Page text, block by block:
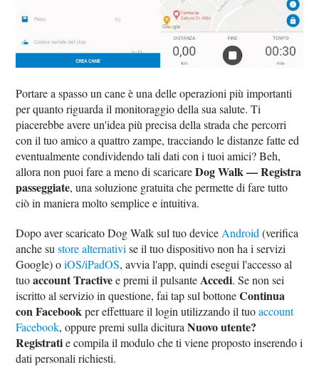
Portare a spasso un cane è una delle operazioni più importanti
per quanto riguarda il monitoraggio della sua salute. Ti
piacerebbe avere un'idea più precisa della strada che percorri
con il tuo amico a quattro zampe, tracciando le distanze fatte ed
eventualmente condividendo tali dati con i tuoi amici? Beh,
allora non puoi fare a meno di scaricareDog Walk — Registra
passeggiate, una soluzione gratuita che permette di fare tutto
ciò in maniera molto semplice e intuitiva.
Dopo aver scaricato Dog Walk sul tuo deviceAndroid(verifica
anche sustore alternativise il tuo dispositivo non ha i servizi
Google) oiOS/iPadOS, avvia l'app, quindi esegui l'accesso al
tuoaccount Tractivee premi il pulsanteAccedi. Se non sei
iscritto al servizio in questione, fai tap sul bottoneContinua
con Facebookper effettuare il login utilizzando il tuoaccount
Facebook, oppure premi sulla dicituraNuovo utente?
Registratie compila il modulo che ti viene proposto inserendo i
dati personali richiesti.